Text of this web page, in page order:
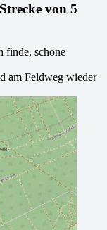
von 5
finde, schöne
am Feldweg wieder